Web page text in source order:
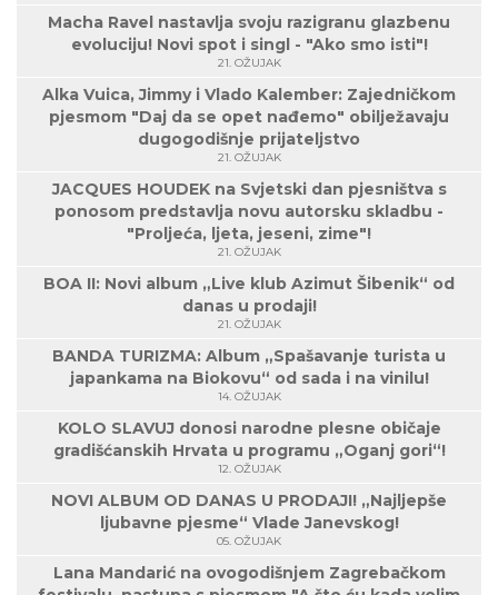
Macha Ravel nastavlja svoju razigranu glazbenu
evoluciju! Novi spot i singl - "Ako smo isti"!
21. OŽUJAK
Alka Vuica, Jimmy i Vlado Kalember: Zajedničkom
pjesmom "Daj da se opet nađemo" obilježavaju
dugogodišnje prijateljstvo
21. OŽUJAK
JACQUES HOUDEK na Svjetski dan pjesništva s
ponosom predstavlja novu autorsku skladbu -
"Proljeća, ljeta, jeseni, zime"!
21. OŽUJAK
BOA II: Novi album „Live klub Azimut Šibenik“ od
danas u prodaji!
21. OŽUJAK
BANDA TURIZMA: Album „Spašavanje turista u
japankama na Biokovu“ od sada i na vinilu!
14. OŽUJAK
KOLO SLAVUJ donosi narodne plesne običaje
gradišćanskih Hrvata u programu „Oganj gori“!
12. OŽUJAK
NOVI ALBUM OD DANAS U PRODAJI! „Najljepše
ljubavne pjesme“ Vlade Janevskog!
05. OŽUJAK
Lana Mandarić na ovogodišnjem Zagrebačkom